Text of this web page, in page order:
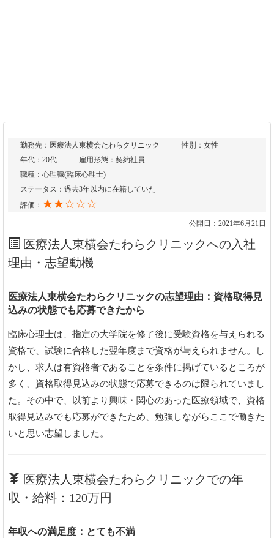
勤務先：医療法人東横会たわらクリニック
性別：女性
年代：20代
雇用形態：契約社員
職種：心理職(臨床心理士)
ステータス：過去3年以内に在籍していた
評価： ★★☆☆☆
公開日：2021年6月21日
医療法人東横会たわらクリニックへの入社
理由・志望動機
医療法人東横会たわらクリニックの志望理由：資格取得見
込みの状態でも応募できたから
臨床心理士は、指定の大学院を修了後に受験資格を与えられる
資格で、試験に合格した翌年度まで資格が与えられません。し
かし、求人は有資格者であることを条件に掲げているところが
多く、資格取得見込みの状態で応募できるのは限られていまし
た。その中で、以前より興味・関心のあった医療領域で、資格
取得見込みでも応募ができたため、勉強しながらここで働きた
いと思い志望しました。
医療法人東横会たわらクリニックでの年
収・給料：120万円
年収への満足度：とても不満